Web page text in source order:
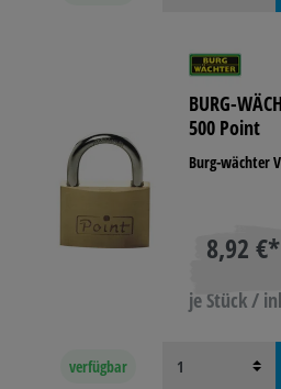
BURG-
500 Point
Burg-wächter
8,92 €*
je Stück /
verfügbar